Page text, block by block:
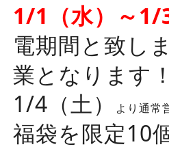
1/1（水）～1/
電期間と致し
業となります
1/4（土）
より通常
福袋を限定10